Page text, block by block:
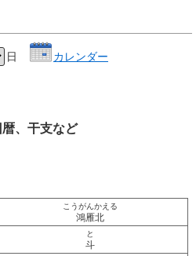
日 カレンダー
、干支など
こうがんかえる
鴻雁北
と
斗